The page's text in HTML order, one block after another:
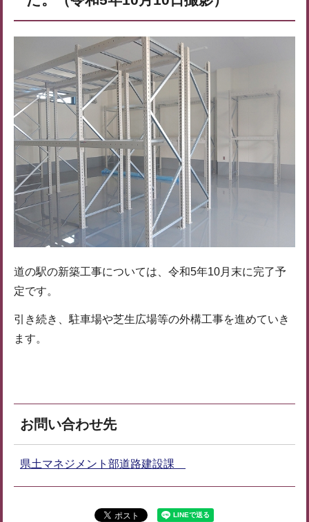
道の駅の新築工事については、令和5年10月末に完了予
定です。
引き続き、駐車場や芝生広場等の外構工事を進めていき
ます。
お問い合わせ先
県土マネジメント部道路建設課